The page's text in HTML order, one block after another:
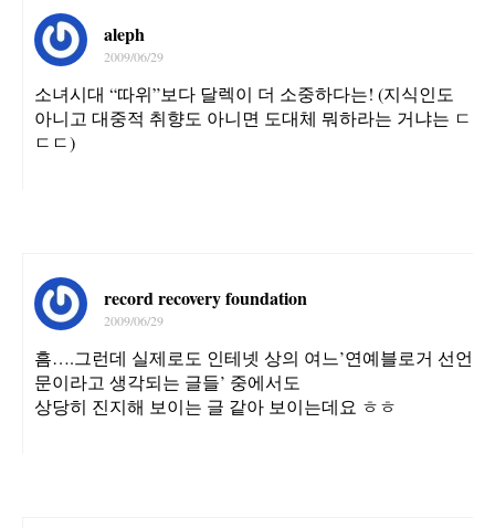
aleph
2009/06/29
소녀시대 “따위”보다 달렉이 더 소중하다는! (지식인도
아니고 대중적 취향도 아니면 도대체 뭐하라는 거냐는 ㄷ
ㄷㄷ)
record recovery foundation
2009/06/29
흠….그런데 실제로도 인테넷 상의 여느’연예블로거 선언
문이라고 생각되는 글들’ 중에서도
상당히 진지해 보이는 글 같아 보이는데요 ㅎㅎ